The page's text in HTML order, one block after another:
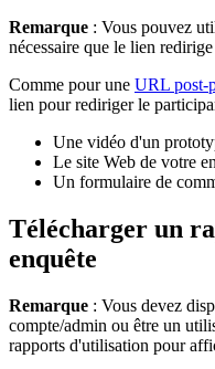
Remarque : Vous pouvez
nécessaire que le lien
Comme pour une URL post-
lien pour rediriger le
Une vidéo d'un
Le site Web de votre
Un formulaire de
Télécharger un
enquête
Remarque : Vous devez
compte/admin ou être un
rapports d'utilisation pour